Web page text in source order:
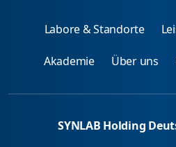
Labore & Standorte
Akademie Über uns
SYNLAB Holding